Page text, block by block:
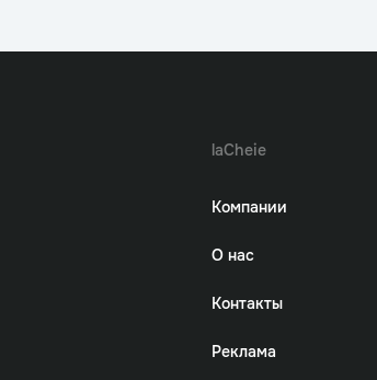
laCheie
Компании
О нас
Контакты
Реклама